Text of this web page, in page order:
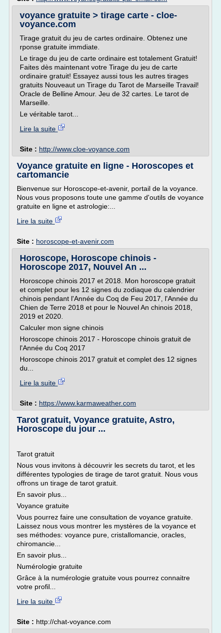
voyance gratuite > tirage carte - cloe-
voyance.com
Tirage gratuit du jeu de cartes ordinaire. Obtenez une
rponse gratuite immdiate.
Le tirage du jeu de carte ordinaire est totalement Gratuit!
Faites dès maintenant votre Tirage du jeu de carte
ordinaire gratuit! Essayez aussi tous les autres tirages
gratuits Nouveaut un Tirage du Tarot de Marseille Travail!
Oracle de Belline Amour. Jeu de 32 cartes. Le tarot de
Marseille.
Le véritable tarot...
Lire la suite
Site : http://www.cloe-voyance.com
Voyance gratuite en ligne - Horoscopes et
cartomancie
Bienvenue sur Horoscope-et-avenir, portail de la voyance.
Nous vous proposons toute une gamme d'outils de voyance
gratuite en ligne et astrologie:...
Lire la suite
Site : horoscope-et-avenir.com
Horoscope, Horoscope chinois -
Horoscope 2017, Nouvel An ...
Horoscope chinois 2017 et 2018. Mon horoscope gratuit
et complet pour les 12 signes du zodiaque du calendrier
chinois pendant l'Année du Coq de Feu 2017, l'Année du
Chien de Terre 2018 et pour le Nouvel An chinois 2018,
2019 et 2020.
Calculer mon signe chinois
Horoscope chinois 2017 - Horoscope chinois gratuit de
l'Année du Coq 2017
Horoscope chinois 2017 gratuit et complet des 12 signes
du...
Lire la suite
Site : https://www.karmaweather.com
Tarot gratuit, Voyance gratuite, Astro,
Horoscope du jour ...
Tarot gratuit
Nous vous invitons à découvrir les secrets du tarot, et les
différentes typologies de tirage de tarot gratuit. Nous vous
offrons un tirage de tarot gratuit.
En savoir plus...
Voyance gratuite
Vous pourrez faire une consultation de voyance gratuite.
Laissez nous vous montrer les mystères de la voyance et
ses méthodes: voyance pure, cristallomancie, oracles,
chiromancie...
En savoir plus...
Numérologie gratuite
Grâce à la numérologie gratuite vous pourrez connaitre
votre profil...
Lire la suite
Site : http://chat-voyance.com